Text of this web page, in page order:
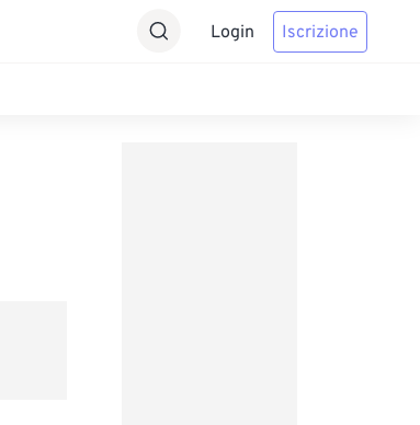
Login Iscrizione